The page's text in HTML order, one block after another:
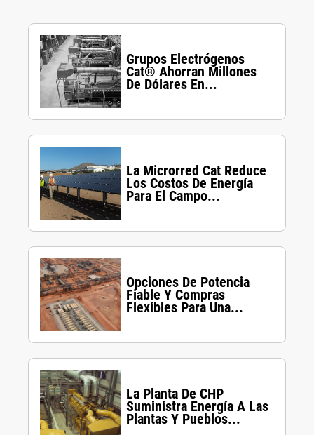
Grupos Electrógenos
Cat® Ahorran Millones
De Dólares En...
La Microrred Cat Reduce
Los Costos De Energía
Para El Campo...
Opciones De Potencia
Fiable Y Compras
Flexibles Para Una...
La Planta De CHP
Suministra Energía A Las
Plantas Y Pueblos...